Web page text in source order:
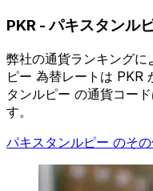
PKR -パキスタンル
弊社の通貨ランキング
ピー 為替レートは PKR
タンルピー の通貨コー
す。
パキスタンルピー のそ